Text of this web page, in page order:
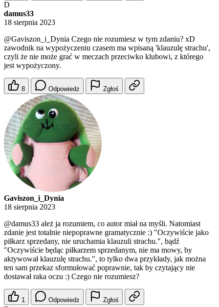
D
damus33
18 sierpnia 2023
@Gaviszon_i_Dynia Czego nie rozumiesz w tym zdaniu? xD
zawodnik na wypożyczeniu czasem ma wpisaną 'klauzulę strachu',
czyli że nie może grać w meczach przeciwko klubowi, z którego
jest wypożyczony.
8 Odpowiedz Zgłoś
Gaviszon_i_Dynia
18 sierpnia 2023
@damus33 ależ ja rozumiem, co autor miał na myśli. Natomiast
zdanie jest totalnie niepoprawne gramatycznie :) "Oczywiście jako
piłkarz sprzedany, nie uruchamia klauzuli strachu.", bądź
"Oczywiście będąc piłkarzem sprzedanym, nie ma mowy, by
aktywował klauzulę strachu.", to tylko dwa przykłady, jak można
ten sam przekaz sformułować poprawnie, tak by czytający nie
dostawał raka oczu :) Czego nie rozumiesz?
1 Odpowiedz Zgłoś